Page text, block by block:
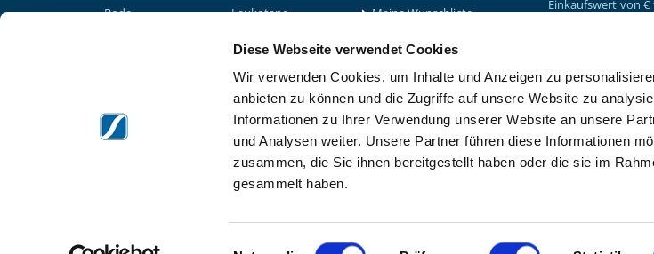
Diese Webseite verwendet Cookies
Wir verwenden Cookies, um Inhalte und Anzeigen zu
anbieten zu können und die Zugriffe auf unsere Website zu
Informationen zu Ihrer Verwendung unserer Website an unsere
und Analysen weiter. Unsere Partner führen diese Informationen
zusammen, die Sie ihnen bereitgestellt haben oder die sie im
gesammelt haben.
Einwilligungsauswahl
Bode
formula Müller-
Wohlfahrt
Leukotape
Nohrd
Powerblock
Schupp
Thera-Band
Therabody
Waterrower
Meine Wunschliste
GLS Sendungsverfolgung
Download: Praxisbedarf &
Verbrauchsmaterial
Download:
Technikbroschüre
Einkaufswert von